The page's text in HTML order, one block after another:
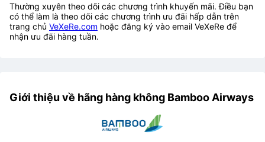
Thường xuyên theo dõi các chương trình khuyến mãi. Điều bạn
có thể làm là theo dõi các chương trình ưu đãi hấp dẫn trên
trang chủ VeXeRe.com hoặc đăng ký vào email VeXeRe để
nhận ưu đãi hàng tuần.
Giới thiệu về hãng hàng không Bamboo Airways